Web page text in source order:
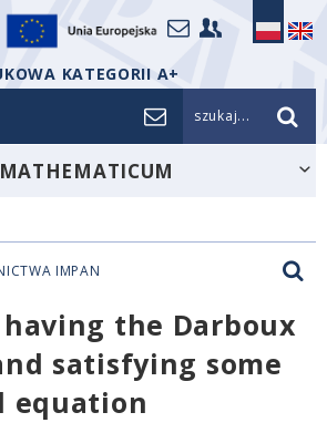
KATEGORII A+
szukaj...
IMPAN
the Darboux
satisfying some
equation